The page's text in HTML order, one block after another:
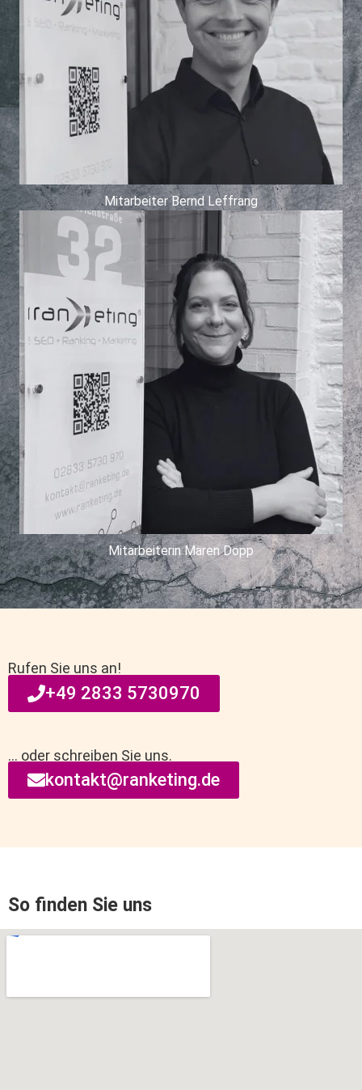
Mitarbeiter Bernd Leffrang
Mitarbeiterin Maren Dopp
Rufen Sie uns an!
+49 2833 5730970
… oder schreiben Sie uns.
kontakt@ranketing.de
So finden Sie uns